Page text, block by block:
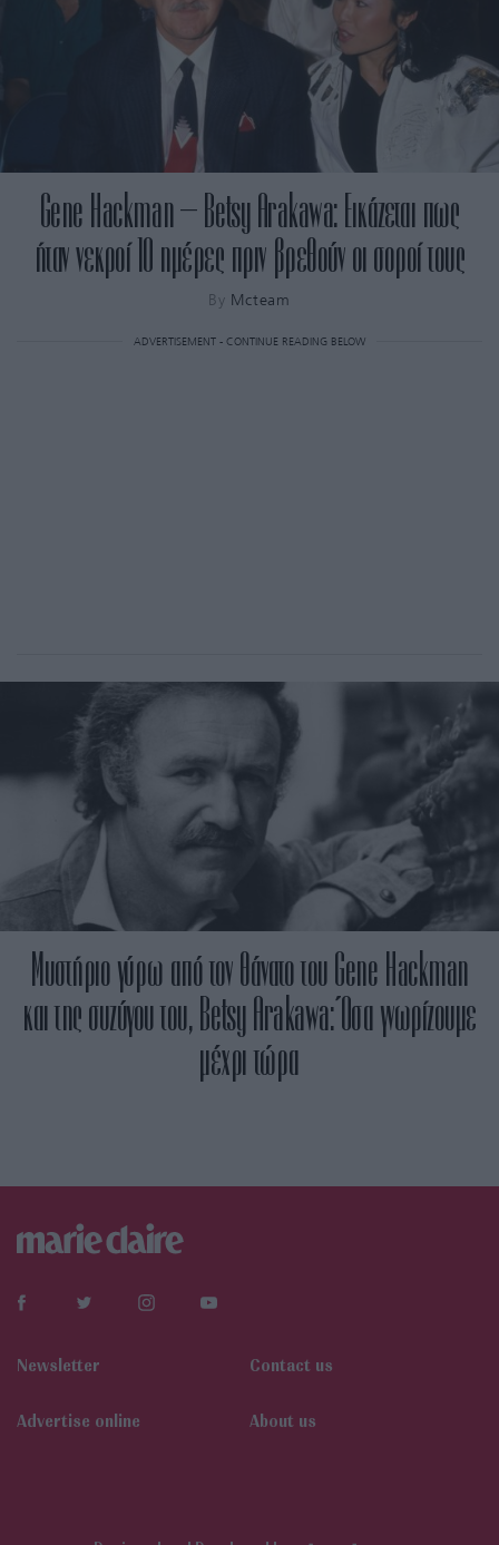
Gene Hackman – Betsy Arakawa: Εικάζεται πως
ήταν νεκροί 10 ημέρες πριν βρεθούν οι σοροί τους
By Mcteam
ADVERTISEMENT - CONTINUE READING BELOW
Μυστήριο γύρω από τον θάνατο του Gene Hackman
και της συζύγου του, Betsy Arakawa: Όσα γνωρίζουμε
μέχρι τώρα
Newsletter Contact us
Αdvertise online About us